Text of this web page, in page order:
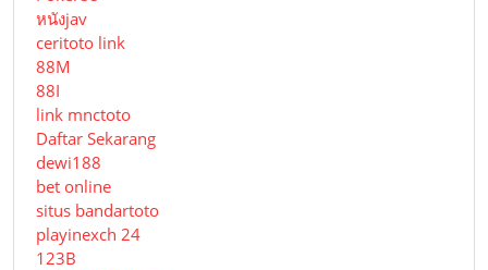
หนังjav
ceritoto link
88M
88I
link mnctoto
Daftar Sekarang
dewi188
bet online
situs bandartoto
playinexch 24
123B